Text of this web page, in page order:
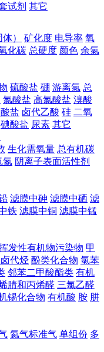
试剂 其它
） 矿化度 电导率 氧
化碳 总硬度 颜色 余氯
硫酸盐 硼 游离氯 总
氯酸盐 高氯酸盐 溴酸
盐 卤代乙酸 硅 二氧
碘酸盐 尿素 其它
生化需氧量 总有机碳
氮 阴离子表面活性剂
滤膜中砷 滤膜中硒 滤
铁 滤膜中铜 滤膜中锰
发性有机物污染物 甲
代烃 酚类化合物 氯苯
邻苯二甲酸酯类 有机
腈和丙烯醛 三氯乙醛
锡化合物 有机酸 胺 肼
氦气标准气 单组份 多